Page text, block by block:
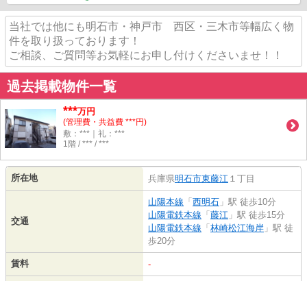
当社では他にも明石市・神戸市 西区・三木市等幅広く物
件を取り扱っております！
ご相談、ご質問等お気軽にお申し付けくださいませ！！
過去掲載物件一覧
***万円
(管理費・共益費 ***円)
敷：***｜礼：***
1階 / *** / ***
所在地 兵庫県明石市東藤江 １丁目
交通
山陽本線 「 西明石 」駅 徒歩10分
山陽電鉄本線 「 藤江 」駅 徒歩15分
山陽電鉄本線 「 林崎松江海岸 」駅 徒
歩20分
賃料 -